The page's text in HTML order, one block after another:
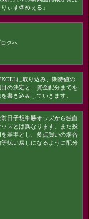
ぃす＠めぇる」
に取り込み、期待値の
の決定と、資金配分までを
書き込みしていきます。
日予想単勝オッズから独自
ズとは異なります。また投
基準とし、多点買いの場合
払い戻しになるように配分